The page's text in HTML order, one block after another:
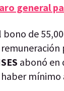
general
bono de
abonó en
mínimo